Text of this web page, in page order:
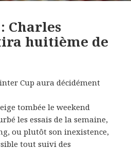
Charles
huitième de
Cup aura décidément
tombée le weekend
les essais de la semaine,
ou plutôt son inexistence,
tout suivi des